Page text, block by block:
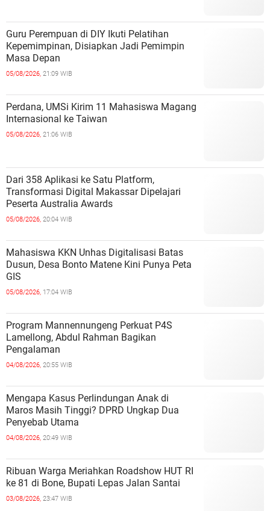
Guru Perempuan di DIY Ikuti Pelatihan
Kepemimpinan, Disiapkan Jadi Pemimpin
Masa Depan
05/08/2026, 21:09 WIB
Perdana, UMSi Kirim 11 Mahasiswa Magang
Internasional ke Taiwan
05/08/2026, 21:06 WIB
Dari 358 Aplikasi ke Satu Platform,
Transformasi Digital Makassar Dipelajari
Peserta Australia Awards
05/08/2026, 20:04 WIB
Mahasiswa KKN Unhas Digitalisasi Batas
Dusun, Desa Bonto Matene Kini Punya Peta
GIS
05/08/2026, 17:04 WIB
Program Mannennungeng Perkuat P4S
Lamellong, Abdul Rahman Bagikan
Pengalaman
04/08/2026, 20:55 WIB
Mengapa Kasus Perlindungan Anak di
Maros Masih Tinggi? DPRD Ungkap Dua
Penyebab Utama
04/08/2026, 20:49 WIB
Ribuan Warga Meriahkan Roadshow HUT RI
ke 81 di Bone, Bupati Lepas Jalan Santai
03/08/2026, 23:47 WIB